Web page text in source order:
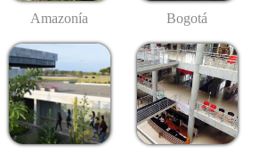
Amazonía Bogotá